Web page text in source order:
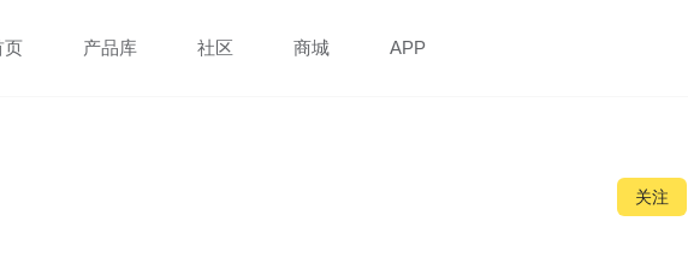
页 产品库 社区 商城 APP
关注